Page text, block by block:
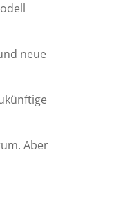
neue
Aber